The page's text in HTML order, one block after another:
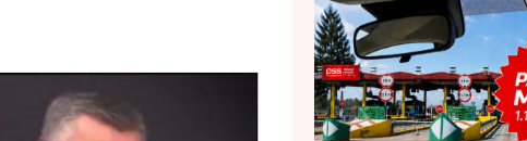
GJURMË
INTERVISTA EMISION